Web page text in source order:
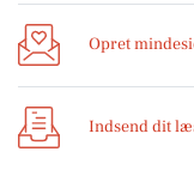
Opret
Indsend dit